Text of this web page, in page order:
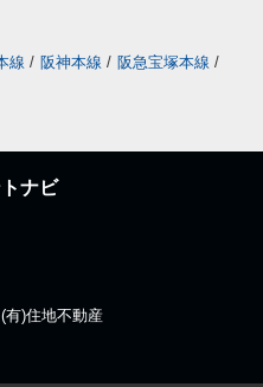
線 / 阪神本線 / 阪急宝塚本線 /
ナビ
)住地不動産